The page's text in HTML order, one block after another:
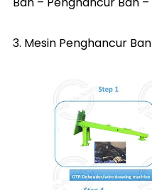
3. Mesin Penghancur Ban